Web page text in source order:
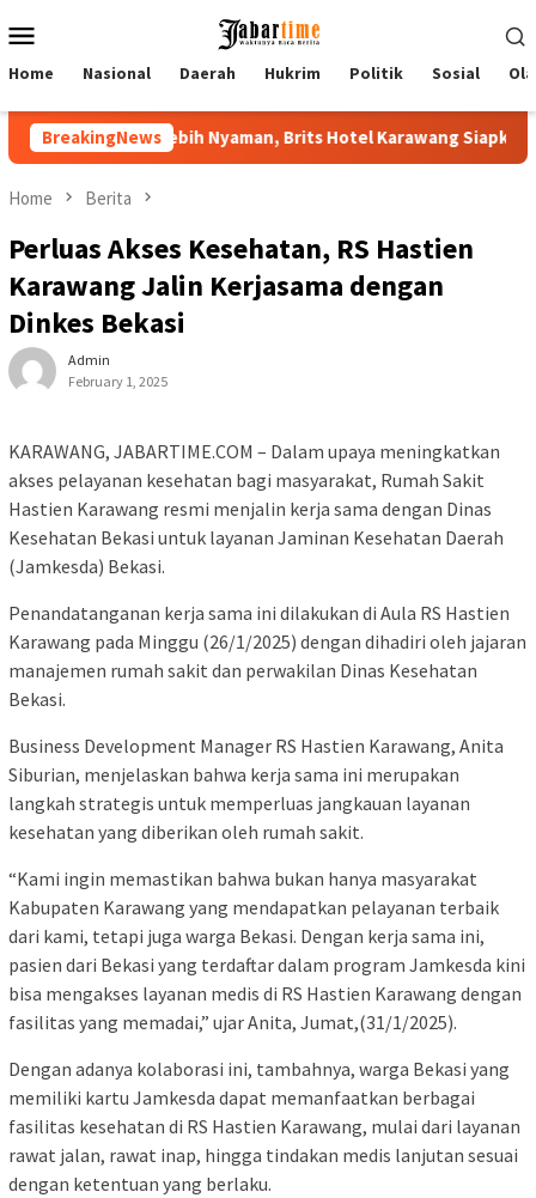
to
Menu
Home Nasional Daerah Hukrim Politik Sosial
BreakingNews
Festival 2026 Lebih Nyaman, Brits Hotel Karawang Siapkan
Home Berita
Perluas Akses Kesehatan, RS Hastien
Karawang Jalin Kerjasama dengan
Dinkes Bekasi
Admin
February 1, 2025
KARAWANG, JABARTIME.COM – Dalam upaya meningkatkan
akses pelayanan kesehatan bagi masyarakat, Rumah Sakit
Hastien Karawang resmi menjalin kerja sama dengan Dinas
Kesehatan Bekasi untuk layanan Jaminan Kesehatan Daerah
(Jamkesda) Bekasi.
Penandatanganan kerja sama ini dilakukan di Aula RS Hastien
Karawang pada Minggu (26/1/2025) dengan dihadiri oleh jajaran
manajemen rumah sakit dan perwakilan Dinas Kesehatan
Bekasi.
Business Development Manager RS Hastien Karawang, Anita
Siburian, menjelaskan bahwa kerja sama ini merupakan
langkah strategis untuk memperluas jangkauan layanan
kesehatan yang diberikan oleh rumah sakit.
“Kami ingin memastikan bahwa bukan hanya masyarakat
Kabupaten Karawang yang mendapatkan pelayanan terbaik
dari kami, tetapi juga warga Bekasi. Dengan kerja sama ini,
pasien dari Bekasi yang terdaftar dalam program Jamkesda kini
bisa mengakses layanan medis di RS Hastien Karawang dengan
fasilitas yang memadai,” ujar Anita, Jumat,(31/1/2025).
Dengan adanya kolaborasi ini, tambahnya, warga Bekasi yang
memiliki kartu Jamkesda dapat memanfaatkan berbagai
fasilitas kesehatan di RS Hastien Karawang, mulai dari layanan
rawat jalan, rawat inap, hingga tindakan medis lanjutan sesuai
dengan ketentuan yang berlaku.